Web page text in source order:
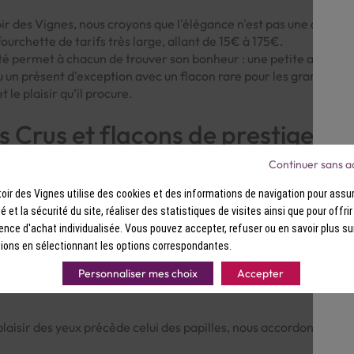
des Vignes, nous croyons que l'élégance n'est pas une
de tarifs très large, allant de 15€ à 175€.
permet à chacun de trouver son bonheur : une petite
présent d'exception avec un flacon rare pour les grandes
le plaisir qu’il procure.
Crus et flacons de prestige :
les esprits, rien ne remplace la noblesse d'unGrand Cru.
ou de la Vallée du Rhône. Offrir un vin de
de se souvenir de votre geste pendant de
vin et caisses bois :
des yeux précède celui des papilles, nous accordons une
des Vignes utilise des cookies et des informations de navigation pour
et la sécurité du site, réaliser des statistiques de visites ainsi que pour offrir
d'achat individualisée. Vous pouvez accepter, refuser ou en savoir plus
en sélectionnant les options correspondantes.
Personnaliser mes choix Accepter
Continuer sans